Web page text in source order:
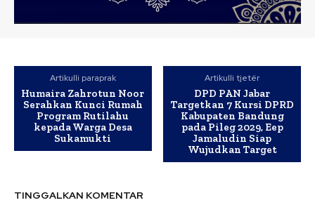
Artikulli paraprak
Humaira Zahrotun Noor
Serahkan Kunci Rumah
Program Rutilahu
kepada Warga Desa
Sukamukti
Artikulli tjetër
DPD PAN Jabar
Targetkan 7 Kursi DPRD
Kabupaten Bandung
pada Pileg 2029, Eep
Jamaludin Siap
Wujudkan Target
TINGGALKAN KOMENTAR